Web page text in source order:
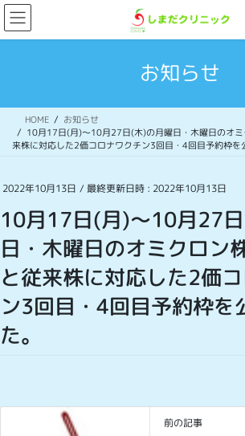
コ
ン
テ
ス
ナ
ビ
ゲ
ン
お知らせ
HOME
お知らせ
10月17日(月)〜10月27日(木)の月曜日・木曜日のオ
来株に対応した2価コロナワクチン3回目・4回目予約枠を
2022年10月13日 / 最終更新日時 : 2022年10月13日
10月17日(月)〜10月27日(木)の月曜
日・木曜日のオミクロン
と従来株に対応した2価
ン3回目・4回目予約枠を
た。
前の記事